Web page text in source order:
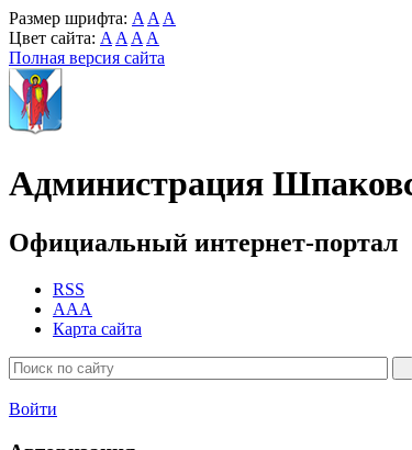
Размер шрифта: A A A
Цвет сайта: A A A A
Полная версия сайта
Администрация
Официальный интернет-портал
RSS
AAA
Карта сайта
Войти